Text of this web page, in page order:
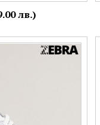
лв.)
кожа с